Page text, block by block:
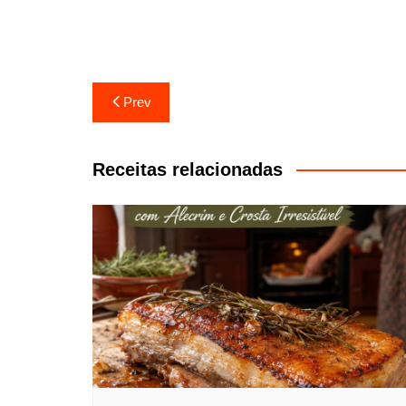
Navegação
de
artigos
Prev
Receitas relacionadas